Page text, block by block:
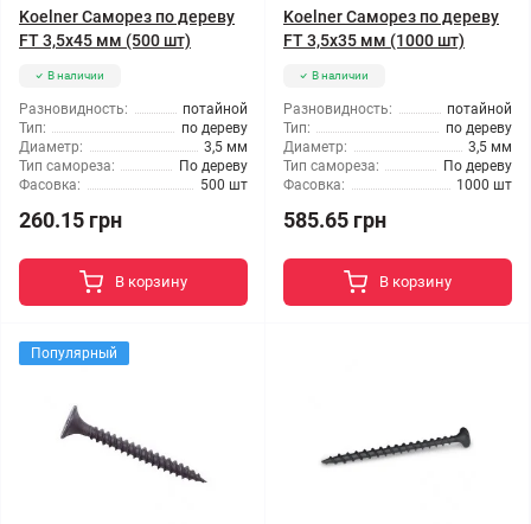
Koelner Саморез по дереву
FT 3,5x45 мм (500 шт)
В наличии
Разновидность:
потайной
Тип:
по дереву
Диаметр:
3,5 мм
Тип самореза:
По дереву
Фасовка:
500 шт
260.15 грн
В корзину
Koelner Саморез по дереву
FT 3,5x35 мм (1000 шт)
В наличии
Разновидность:
потайной
Тип:
по дереву
Диаметр:
3,5 мм
Тип самореза:
По дереву
Фасовка:
1000 шт
585.65 грн
В корзину
Популярный